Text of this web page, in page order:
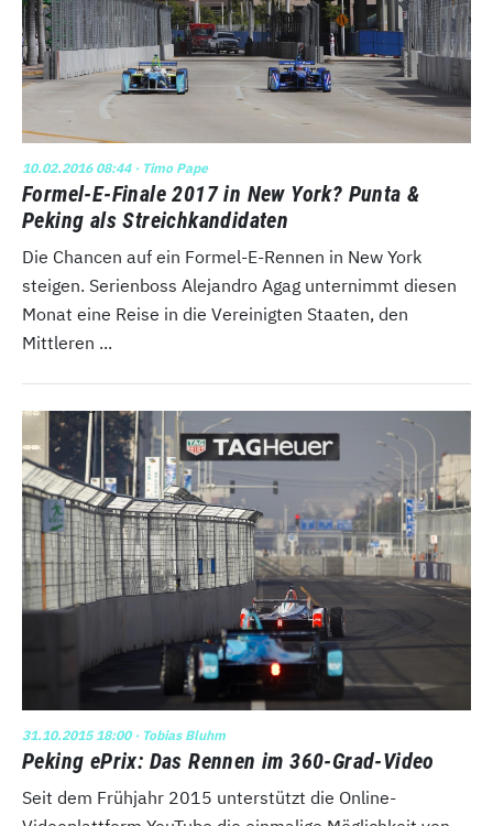
10.02.2016 08:44· Timo Pape
Formel-E-Finale 2017 in New York? Punta &
Peking als Streichkandidaten
Die Chancen auf ein Formel-E-Rennen in New York
steigen. Serienboss Alejandro Agag unternimmt diesen
Monat eine Reise in die Vereinigten Staaten, den
Mittleren ...
31.10.2015 18:00· Tobias Bluhm
Peking ePrix: Das Rennen im 360-Grad-Video
Seit dem Frühjahr 2015 unterstützt die Online-